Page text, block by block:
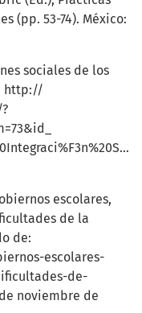
(pp. 53-74). México:
sociales de los
http://
escolares,
de la
de:
escolares-
de-
noviembre de